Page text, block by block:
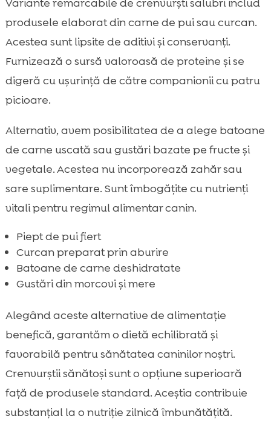
Variante remarcabile de crenvurști salubri includ
produsele elaborat din carne de pui sau curcan.
Acestea sunt lipsite de aditivi și conservanți.
Furnizează o sursă valoroasă de proteine și se
digeră cu ușurință de către companionii cu patru
picioare.
Alternativ, avem posibilitatea de a alege batoane
de carne uscată sau gustări bazate pe fructe și
vegetale. Acestea nu incorporează zahăr sau
sare suplimentare. Sunt îmbogățite cu nutrienți
vitali pentru regimul alimentar canin.
Piept de pui fiert
Curcan preparat prin aburire
Batoane de carne deshidratate
Gustări din morcovi și mere
Alegând aceste alternative de alimentație
benefică, garantăm o dietă echilibrată și
favorabilă pentru sănătatea caninilor noștri.
Crenvurștii sănătoși sunt o opțiune superioară
față de produsele standard. Aceștia contribuie
substanțial la o nutriție zilnică îmbunătățită.